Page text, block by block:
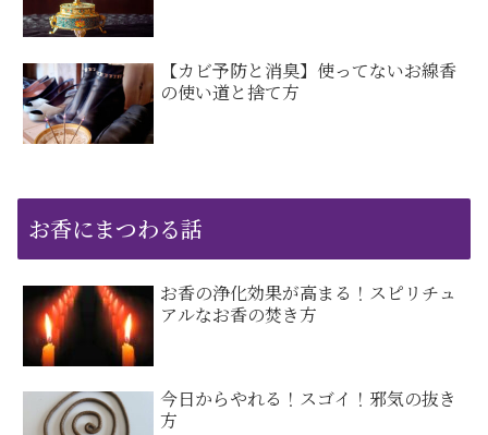
【カビ予防と消臭】使ってないお線香
の使い道と捨て方
お香にまつわる話
お香の浄化効果が高まる！スピリチュ
アルなお香の焚き方
今日からやれる！スゴイ！邪気の抜き
方